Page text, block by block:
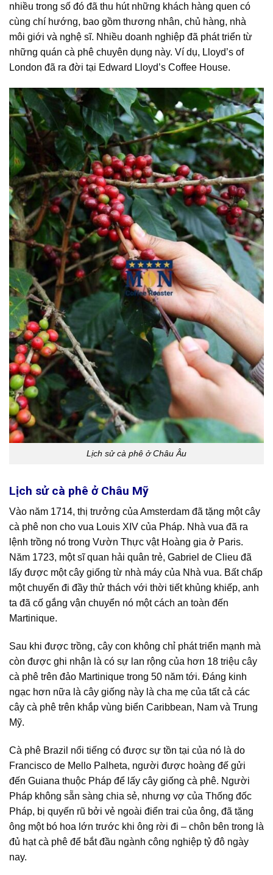
nhiều trong số đó đã thu hút những khách hàng quen có
cùng chí hướng, bao gồm thương nhân, chủ hàng, nhà
môi giới và nghệ sĩ. Nhiều doanh nghiệp đã phát triển từ
những quán cà phê chuyên dụng này. Ví dụ, Lloyd’s of
London đã ra đời tại Edward Lloyd’s Coffee House.
Lịch sử cà phê ở Châu Âu
Lịch sử cà phê ở Châu Mỹ
Vào năm 1714, thị trưởng của Amsterdam đã tặng một cây
cà phê non cho vua Louis XIV của Pháp. Nhà vua đã ra
lệnh trồng nó trong Vườn Thực vật Hoàng gia ở Paris.
Năm 1723, một sĩ quan hải quân trẻ, Gabriel de Clieu đã
lấy được một cây giống từ nhà máy của Nhà vua. Bất chấp
một chuyến đi đầy thử thách với thời tiết khủng khiếp, anh
ta đã cố gắng vận chuyển nó một cách an toàn đến
Martinique.
Sau khi được trồng, cây con không chỉ phát triển mạnh mà
còn được ghi nhận là có sự lan rộng của hơn 18 triệu cây
cà phê trên đảo Martinique trong 50 năm tới. Đáng kinh
ngạc hơn nữa là cây giống này là cha mẹ của tất cả các
cây cà phê trên khắp vùng biển Caribbean, Nam và Trung
Mỹ.
Cà phê Brazil nổi tiếng có được sự tồn tại của nó là do
Francisco de Mello Palheta, người được hoàng đế gửi
đến Guiana thuộc Pháp để lấy cây giống cà phê. Người
Pháp không sẵn sàng chia sẻ, nhưng vợ của Thống đốc
Pháp, bị quyến rũ bởi vẻ ngoài điển trai của ông, đã tặng
ông một bó hoa lớn trước khi ông rời đi – chôn bên trong là
đủ hạt cà phê để bắt đầu ngành công nghiệp tỷ đô ngày
nay.